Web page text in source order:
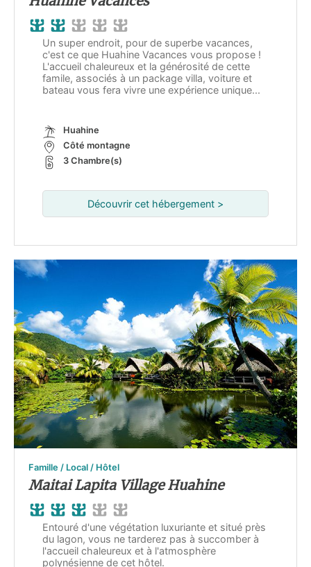
Un super endroit, pour de superbe vacances,
c'est ce que Huahine Vacances vous propose !
L'accueil chaleureux et la générosité de cette
famile, associés à un package villa, voiture et
bateau vous fera vivre une expérience unique...
Huahine
Côté montagne
3 Chambre(s)
Découvrir cet hébergement >
Famille / Local / Hôtel
Maitai Lapita Village Huahine
Entouré d'une végétation luxuriante et situé près
du lagon, vous ne tarderez pas à succomber à
l'accueil chaleureux et à l'atmosphère
polynésienne de cet hôtel.